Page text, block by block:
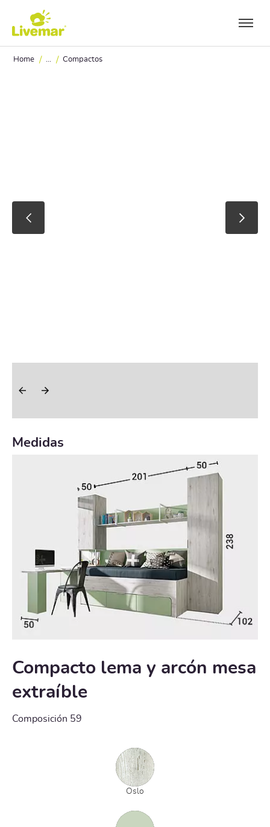
Ir a contenido principal
Home / ... / Compactos
Medidas
Compacto lema y arcón mesa
extraíble
Composición 59
Oslo